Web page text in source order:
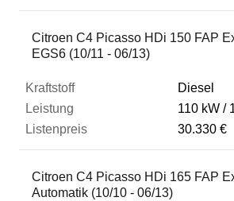
Citroen C4 Picasso HDi 150 FAP
EGS6 (10/11 - 06/13)
Diesel
110 kW
30.330 €
Citroen C4 Picasso HDi 165 FAP
Automatik (10/10 - 06/13)